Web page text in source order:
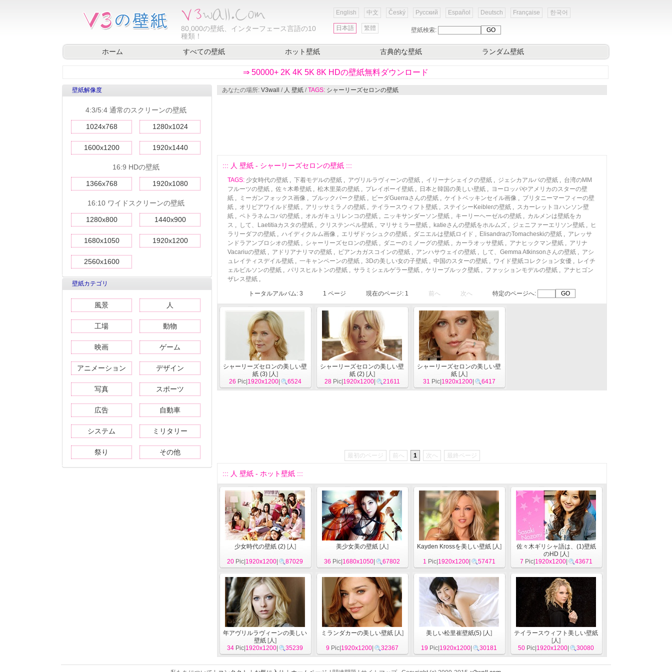
80,000の壁紙、インターフェース言語の10
種類！
English 中文 Český Русский Español Deutsch Française 한국어
日本語 繁體 壁紙検索:
ホーム すべての壁紙 ホット壁紙 古典的な壁紙 ランダム壁紙
⇒ 50000+ 2K 4K 5K 8K HDの壁紙無料ダウンロード
壁紙解像度
4:3/5:4 通常のスクリーンの壁紙
1024x768 1280x1024
1600x1200 1920x1440
16:9 HDの壁紙
1366x768 1920x1080
16:10 ワイドスクリーンの壁紙
1280x800 1440x900
1680x1050 1920x1200
2560x1600
壁紙カテゴリ
風景 人
工場 動物
映画 ゲーム
アニメーション デザイン
写真 スポーツ
広告 自動車
システム ミリタリー
祭り その他
あなたの場所: V3wall / 人 壁紙 /TAGS: シャーリーズセロンの壁紙
::: 人 壁紙 - シャーリーズセロンの壁紙 :::
TAGS: 少女時代の壁紙 , 下着モデルの壁紙 , アヴリルラヴィーンの壁紙 , イリーナシェイクの壁紙 , ジェシカアルバの壁紙 , 台湾のMM
フルーツの壁紙 , 佐々木希壁紙 , 松木里菜の壁紙 , プレイボーイ壁紙 , 日本と韓国の美しい壁紙 , ヨーロッパやアメリカのスターの壁
紙 , ミーガンフォックス画像 , ブルックバーク壁紙 , ビーダGuerraさんの壁紙 , ケイトベッキンセイル画像 , ブリタニーマーフィーの壁
紙 , オリビアワイルド壁紙 , アリッサミラノの壁紙 , テイラースウィフト壁紙 , ステイシーKeiblerの壁紙 , スカーレットヨハンソン壁
紙 , ペトラネムコバの壁紙 , オルガキュリレンコの壁紙 , ニッキサンダーソン壁紙 , キーリーヘーゼルの壁紙 , カルメンは壁紙をカ
ス , して、Laetitiaカスタの壁紙 , クリステンベル壁紙 , マリサミラー壁紙 , katieさんの壁紙をホルムズ , ジェニファーエリソン壁紙 , ヒ
ラリーダフの壁紙 , ハイディクルム画像 , エリザドゥシュクの壁紙 , ダニエルは壁紙ロイド , ElisandraのTomacheskiの壁紙 , アレッサ
ンドラアンブロシオの壁紙 , シャーリーズセロンの壁紙 , ダニーのミノーグの壁紙 , カーラオッサ壁紙 , アナヒックマン壁紙 , アリナ
Vacariuの壁紙 , アドリアナリマの壁紙 , ビアンカガスコインの壁紙 , アンハサウェイの壁紙 , して、Gemma Atkinsonさんの壁紙 , アシ
ュレイティスデイル壁紙 , 一キャンペーンの壁紙 , 3Dの美しい女の子壁紙 , 中国のスターの壁紙 , ワイド壁紙コレクション女優 , レイチ
ェルビルソンの壁紙 , パリスヒルトンの壁紙 , サラミシェルゲラー壁紙 , ケリーブルック壁紙 , ファッションモデルの壁紙 , アナヒゴン
ザレス壁紙 ,
トータルアルバム: 3 1 ページ 現在のページ: 1 前へ 次へ 特定のページへ:
シャーリーズセロンの美しい壁
紙 (3)[人]
26 Pic| 1920x1200| 6524
シャーリーズセロンの美しい壁
紙 (2)[人]
28Pic| 1920x1200| 21611
シャーリーズセロンの美しい壁
紙[人]
31 Pic| 1920x1200| 6417
最初のページ 前へ 1 次へ 最終ページ
::: 人 壁紙 - ホット壁紙 :::
少女時代の壁紙 (2)[人]
20 Pic| 1920x1200 87029
美少女美の壁紙[人]
36 Pic| 1680x1050 67802
Kayden Krossを美しい壁紙[人]
1 Pic| 1920x1200| 57471
佐々木ギリシャ語は、(1)壁紙
のHD [人]
7 Pic| 1920x1200| 43671
年アヴリルラヴィーンの美しい
壁紙[人]
34 Pic| 1920x1200 35239
ミランダカーの美しい壁紙[人]
9Pic| 1920x1200| 32367
美しい松里崔壁紙(5) [人]
19 Pic| 1920x1200 30181
テイラースウィフト美しい壁紙
[人]
50 Pic| 1920x1200 30080